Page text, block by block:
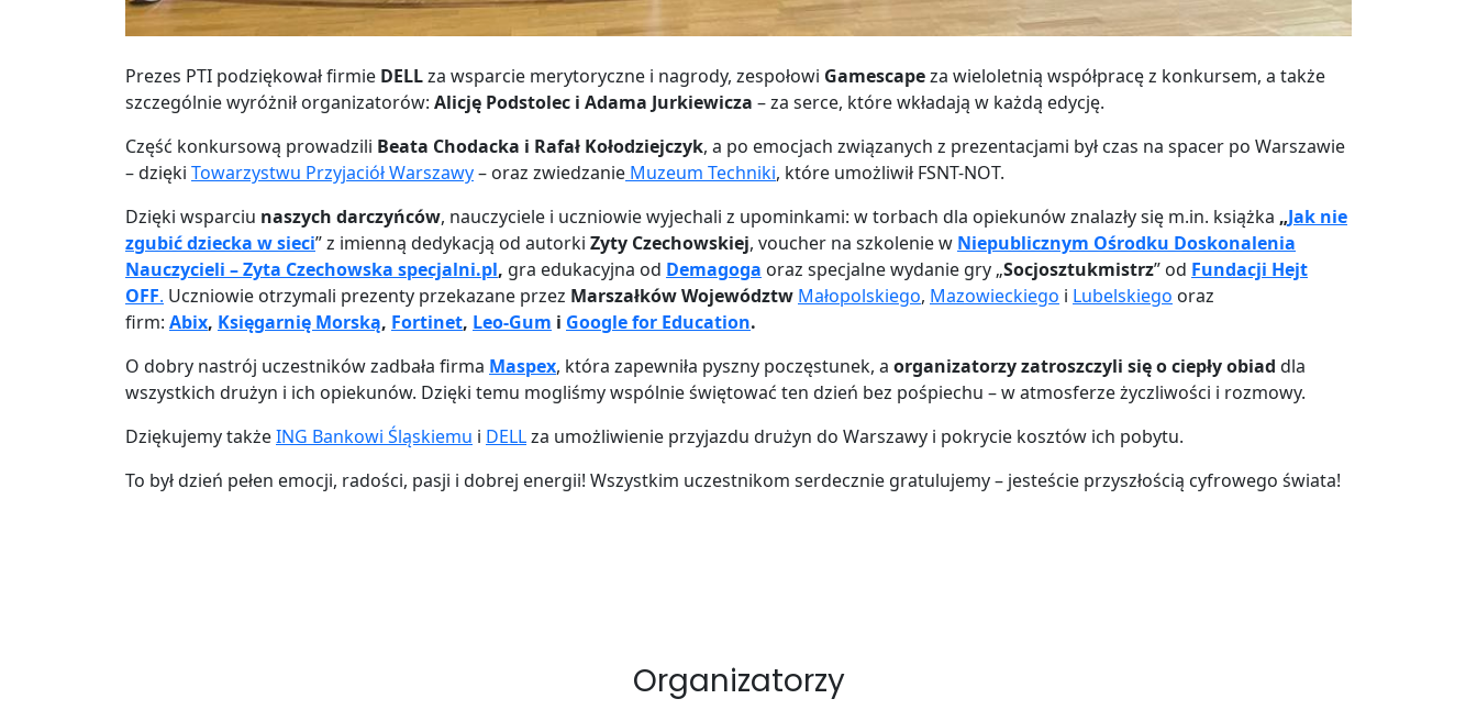
Prezes PTI podziękował firmie DELLza wsparcie merytoryczne i nagrody, zespołowi Gamescapeza wieloletnią współpracę z konkursem, a także
szczególnie wyróżnił organizatorów: Alicję Podstolec i Adama Jurkiewicza – za serce, które wkładają w każdą edycję.
Część konkursową prowadzili Beata Chodacka i Rafał Kołodziejczyk, a po emocjach związanych z prezentacjami był czas na spacer po Warszawie
– dzięki Towarzystwu Przyjaciół Warszawy– oraz zwiedzanie Muzeum Techniki, które umożliwił FSNT-NOT.
Dzięki wsparciu naszych darczyńców, nauczyciele i uczniowie wyjechali z upominkami: w torbach dla opiekunów znalazły się m.in. książka „Jak nie
zgubić dziecka w sieci” z imienną dedykacją od autorki Zyty Czechowskiej, voucher na szkolenie w Niepublicznym Ośrodku Doskonalenia
Nauczycieli – Zyta Czechowska specjalni.pl, gra edukacyjna od Demagoga oraz specjalne wydanie gry „Socjosztukmistrz” od Fundacji Hejt
OFF. Uczniowie otrzymali prezenty przekazane przez Marszałków Województw Małopolskiego, Mazowieckiego i Lubelskiego oraz
firm: Abix, Księgarnię Morską, Fortinet, Leo-Gum i Google for Education.
O dobry nastrój uczestników zadbała firma Maspex, która zapewniła pyszny poczęstunek, a organizatorzy zatroszczyli się o ciepły obiad dla
wszystkich drużyn i ich opiekunów. Dzięki temu mogliśmy wspólnie świętować ten dzień bez pośpiechu – w atmosferze życzliwości i rozmowy.
Dziękujemy takżeING Bankowi Śląskiemu i DELLza umożliwienie przyjazdu drużyn do Warszawy i pokrycie kosztów ich pobytu.
To był dzień pełen emocji, radości, pasji i dobrej energii! Wszystkim uczestnikom serdecznie gratulujemy – jesteście przyszłością cyfrowego świata!
Organizatorzy